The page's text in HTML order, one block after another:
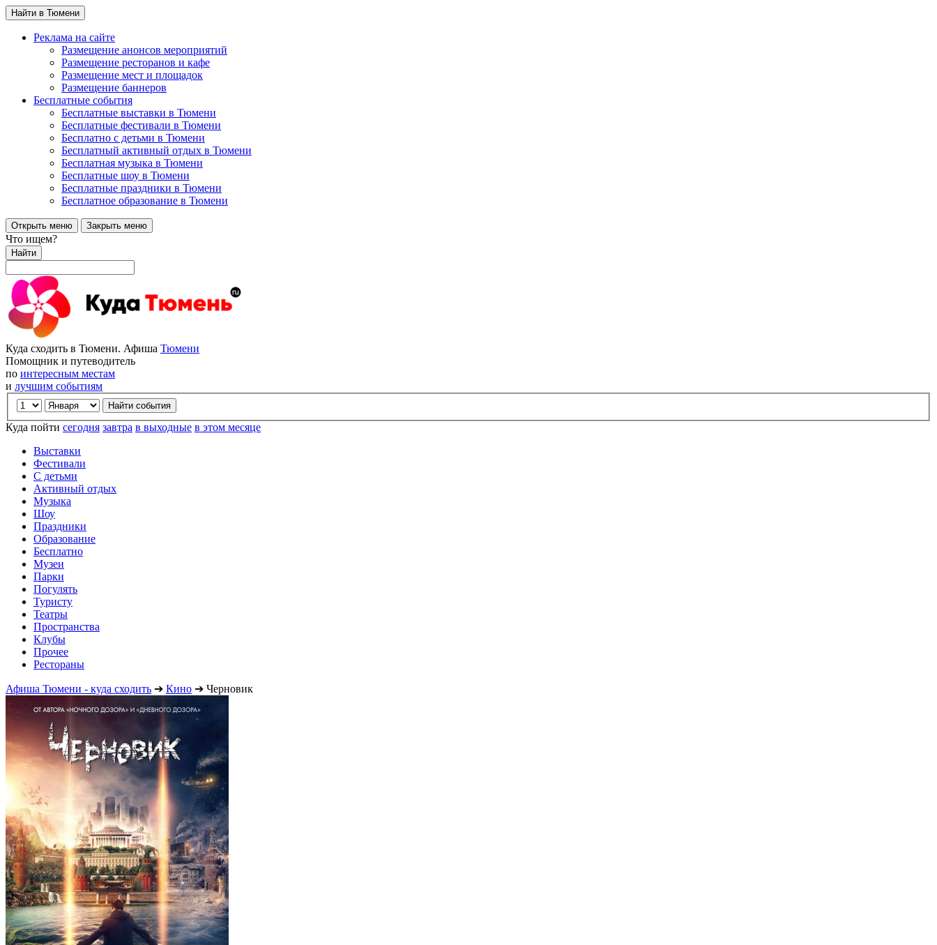
Найти в Тюмени
Реклама на сайте
Размещение анонсов мероприятий
Размещение ресторанов и кафе
Размещение мест и площадок
Размещение баннеров
Бесплатные события
Бесплатные выставки в Тюмени
Бесплатные фестивали в Тюмени
Бесплатно с детьми в Тюмени
Бесплатный активный отдых в Тюмени
Бесплатная музыка в Тюмени
Бесплатные шоу в Тюмени
Бесплатные праздники в Тюмени
Бесплатное образование в Тюмени
Открыть меню Закрыть меню
Что ищем?
Найти
Куда сходить в Тюмени. Афиша Тюмени
Помощник и путеводитель
по интересным местам
и лучшим событиям
Куда пойти сегодня завтра в выходные в этом месяце
Выставки
Фестивали
С детьми
Активный отдых
Музыка
Шоу
Праздники
Образование
Бесплатно
Музеи
Парки
Погулять
Туристу
Театры
Пространства
Клубы
Прочее
Рестораны
Афиша Тюмени - куда сходить ➔ Кино ➔ Черновик